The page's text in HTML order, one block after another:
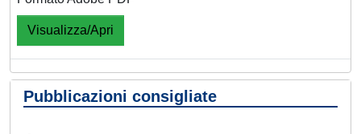
Visualizza/Apri
Pubblicazioni consigliate